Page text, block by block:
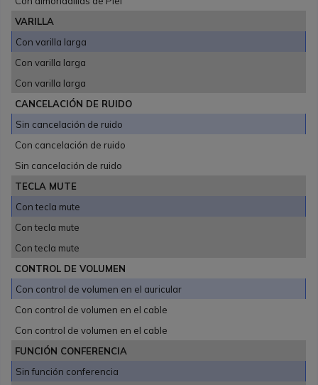
VARILLA
Con varilla larga
Con varilla larga
Con varilla larga
CANCELACIÓN DE RUIDO
Sin cancelación de ruido
Con cancelación de ruido
Sin cancelación de ruido
TECLA MUTE
Con tecla mute
Con tecla mute
Con tecla mute
CONTROL DE VOLUMEN
Con control de volumen en el auricular
Con control de volumen en el cable
Con control de volumen en el cable
FUNCIÓN CONFERENCIA
Sin función conferencia